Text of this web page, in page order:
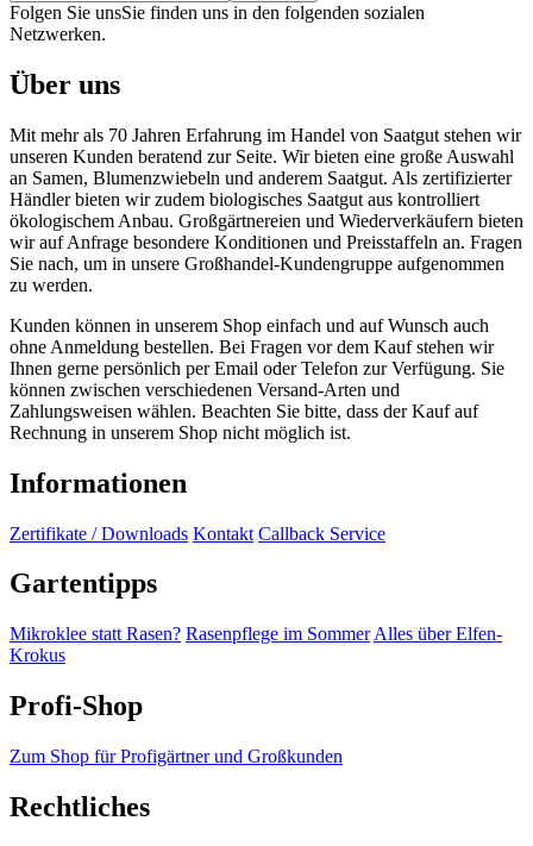
Folgen Sie unsSie finden uns in den folgenden sozialen
Netzwerken.
Über uns
Mit mehr als 70 Jahren Erfahrung im Handel von Saatgut stehen wir
unseren Kunden beratend zur Seite. Wir bieten eine große Auswahl
an Samen, Blumenzwiebeln und anderem Saatgut. Als zertifizierter
Händler bieten wir zudem biologisches Saatgut aus kontrolliert
ökologischem Anbau. Großgärtnereien und Wiederverkäufern bieten
wir auf Anfrage besondere Konditionen und Preisstaffeln an. Fragen
Sie nach, um in unsere Großhandel-Kundengruppe aufgenommen
zu werden.
Kunden können in unserem Shop einfach und auf Wunsch auch
ohne Anmeldung bestellen. Bei Fragen vor dem Kauf stehen wir
Ihnen gerne persönlich per Email oder Telefon zur Verfügung. Sie
können zwischen verschiedenen Versand-Arten und
Zahlungsweisen wählen. Beachten Sie bitte, dass der Kauf auf
Rechnung in unserem Shop nicht möglich ist.
Informationen
Zertifikate / Downloads Kontakt Callback Service
Gartentipps
Mikroklee statt Rasen? Rasenpflege im Sommer Alles über Elfen-
Krokus
Profi-Shop
Zum Shop für Profigärtner und Großkunden
Rechtliches